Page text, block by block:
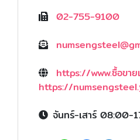
02-755-9100
https://www.ซื้อขาย
https://
จันทร์-เสาร์ 08:00-